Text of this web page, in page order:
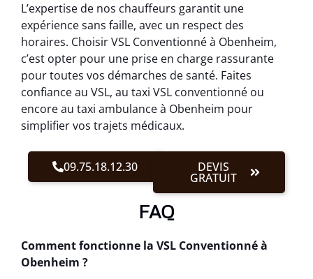
L’expertise de nos chauffeurs garantit une
expérience sans faille, avec un respect des
horaires. Choisir VSL Conventionné à Obenheim,
c’est opter pour une prise en charge rassurante
pour toutes vos démarches de santé. Faites
confiance au VSL, au taxi VSL conventionné ou
encore au taxi ambulance à Obenheim pour
simplifier vos trajets médicaux.
09.75.18.12.30 DEVIS
GRATUIT
FAQ
Comment fonctionne la VSL Conventionné à
Obenheim ?